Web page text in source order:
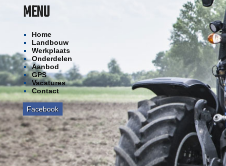
MENU
Home
Landbouw
Werkplaats
Onderdelen
Aanbod
GPS
Vacatures
Contact
Facebook